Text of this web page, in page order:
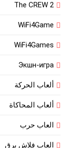
The CREW 2
WiFi4Game
WiFi4Games
Экшн-игра
ألعاب الحركة
ألعاب المحاكاة
العاب حرب
العاب فلاش برق